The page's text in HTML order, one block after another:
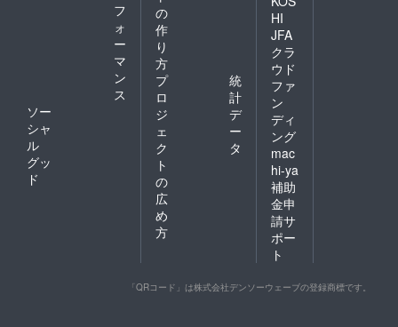
フ
ォ
ー
マ
ン
ス
ソー
シャ
ル
グッ
ド
の
作
り
方
プ
ロ
ジ
ェ
ク
ト
の
広
め
方
統
計
デ
ー
タ
HI
JFA
クラ
ウド
ファ
ン
ディ
ング
mac
hi-ya
補助
金申
請サ
ポー
ト
「QRコード」は株式会社デンソーウェーブの登録商標です。